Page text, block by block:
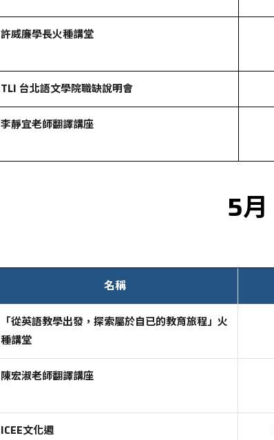
許威廉學長火種講堂
TLI 台北語文學院職缺說明會
李靜宜老師翻譯講座
5月
名稱
「從英語教學出發，探索屬於自已的教育旅程」火
種講堂
陳宏淑老師翻譯講座
ICEE文化週